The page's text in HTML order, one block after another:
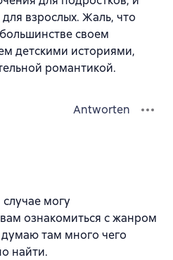
взрослых. Жаль, что
своем
детскими историями,
романтикой.
Antworten
могу
ознакомиться с жанром
там много чего
найти.